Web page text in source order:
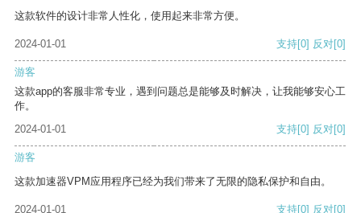
这款软件的设计非常人性化，使用起来非常方便。
2024-01-01 支持[0] 反对[0]
游客
这款app的客服非常专业，遇到问题总是能够及时解决，让我能够安心工
作。
2024-01-01
支持[0] 反对[0]
游客
这款加速器VPM应用程序已经为我们带来了无限的隐私保护和自由。
2024-01-01 支持[0] 反对[0]